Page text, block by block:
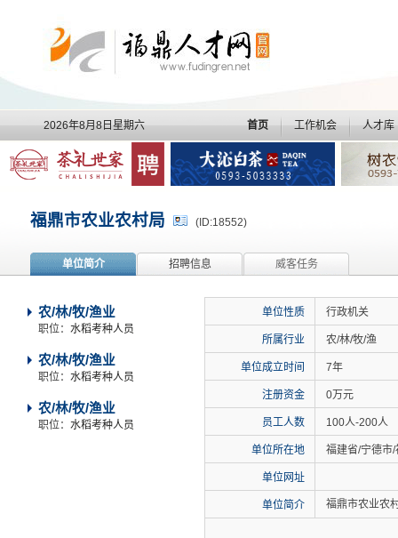
2026年8月8日星期六 首页 工作机会 人才库
福鼎市农业农村局 (ID:18552)
单位简介 招聘信息 威客任务
农/林/牧/渔业
职位： 水稻考种人员
农/林/牧/渔业
职位： 水稻考种人员
农/林/牧/渔业
职位： 水稻考种人员
单位性质 行政机关
所属行业 农/林/牧/渔
单位成立时间 7年
注册资金 0万元
员工人数 100人-200人
单位所在地 福建省/宁德市
单位网址
单位简介 福鼎市农业农